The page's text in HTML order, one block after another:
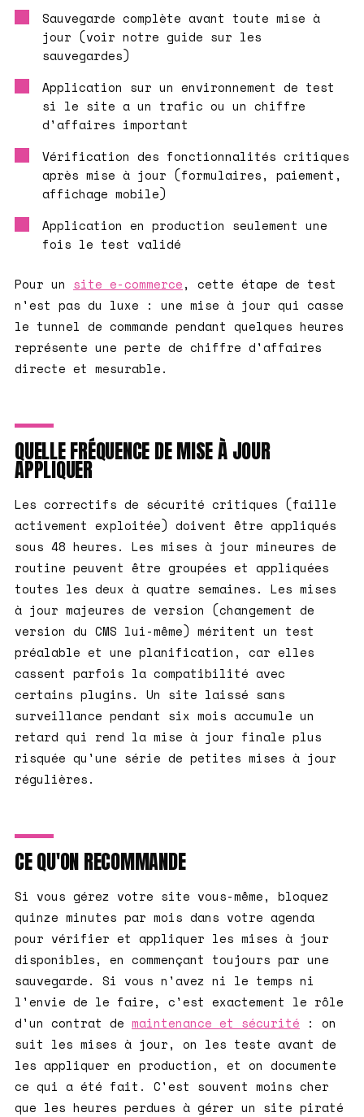
Sauvegarde complète avant toute mise à
jour (voir notre guide sur les
sauvegardes)
Application sur un environnement de test
si le site a un trafic ou un chiffre
d'affaires important
Vérification des fonctionnalités critiques
après mise à jour (formulaires, paiement,
affichage mobile)
Application en production seulement une
fois le test validé
Pour un site e-commerce, cette étape de test
n'est pas du luxe : une mise à jour qui casse
le tunnel de commande pendant quelques heures
représente une perte de chiffre d'affaires
directe et mesurable.
QUELLE FRÉQUENCE DE MISE À JOUR
APPLIQUER
Les correctifs de sécurité critiques (faille
activement exploitée) doivent être appliqués
sous 48 heures. Les mises à jour mineures de
routine peuvent être groupées et appliquées
toutes les deux à quatre semaines. Les mises
à jour majeures de version (changement de
version du CMS lui-même) méritent un test
préalable et une planification, car elles
cassent parfois la compatibilité avec
certains plugins. Un site laissé sans
surveillance pendant six mois accumule un
retard qui rend la mise à jour finale plus
risquée qu'une série de petites mises à jour
régulières.
CE QU'ON RECOMMANDE
Si vous gérez votre site vous-même, bloquez
quinze minutes par mois dans votre agenda
pour vérifier et appliquer les mises à jour
disponibles, en commençant toujours par une
sauvegarde. Si vous n'avez ni le temps ni
l'envie de le faire, c'est exactement le rôle
d'un contrat de maintenance et sécurité : on
suit les mises à jour, on les teste avant de
les appliquer en production, et on documente
ce qui a été fait. C'est souvent moins cher
que les heures perdues à gérer un site piraté